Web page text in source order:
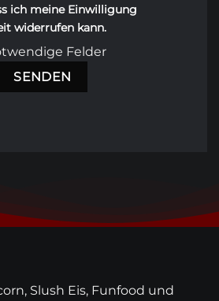
ich meine Einwilligung
widerrufen kann.
Felder
Slush Eis, Funfood und